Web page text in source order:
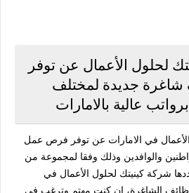
لحلول الأعمال عن توفر
جديدة لمختلف
عالية بالامارات
في الامارات عن توفر فرص عمل
والوافدين وذلك وفقا لمجموعة من
شركة كينيتك لحلول الأعمال في
الشاغرة، ان كنت مهتم وترغب في